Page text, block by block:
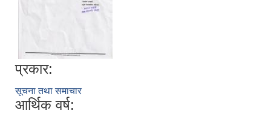
प्रकार:
सूचना तथा समाचार
आर्थिक वर्ष: